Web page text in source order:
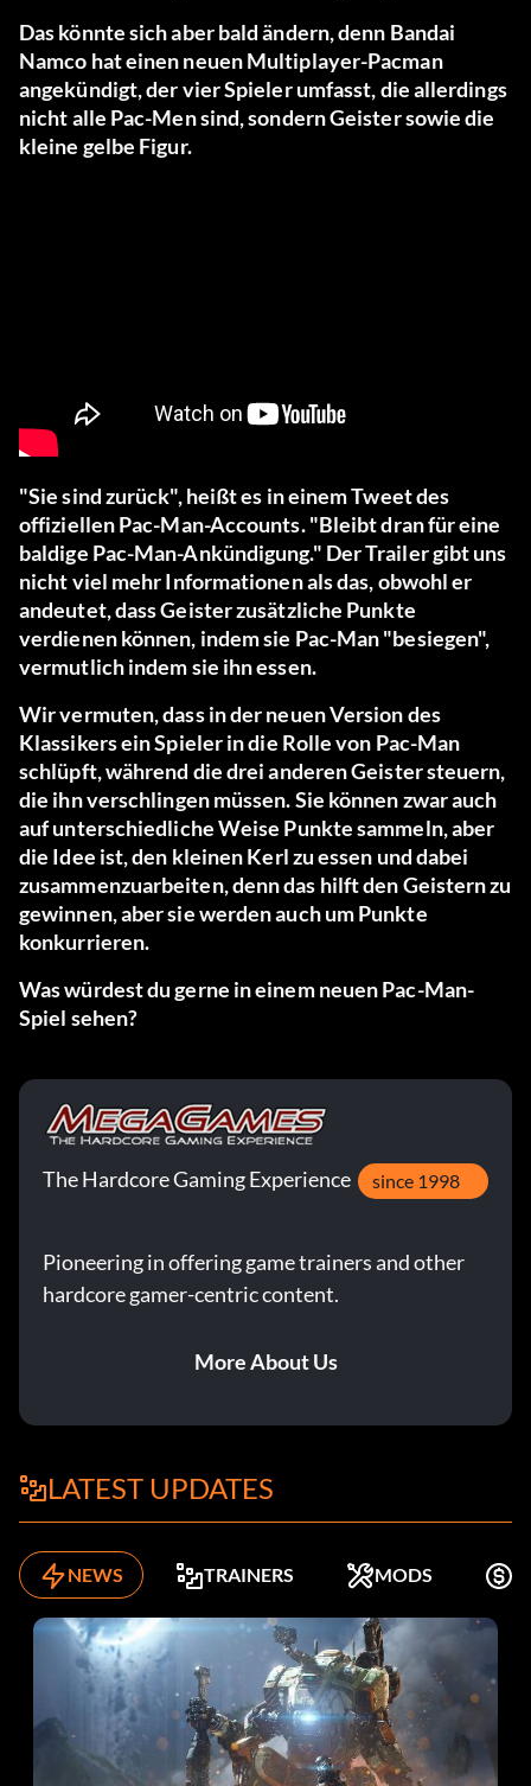
Das könnte sich aber bald ändern, denn Bandai
Namco hat einen neuen Multiplayer-Pacman
angekündigt, der vier Spieler umfasst, die allerdings
nicht alle Pac-Men sind, sondern Geister sowie die
kleine gelbe Figur.
"Sie sind zurück", heißt es in einem Tweet des
offiziellen Pac-Man-Accounts. "Bleibt dran für eine
baldige Pac-Man-Ankündigung." Der Trailer gibt uns
nicht viel mehr Informationen als das, obwohl er
andeutet, dass Geister zusätzliche Punkte
verdienen können, indem sie Pac-Man "besiegen",
vermutlich indem sie ihn essen.
Wir vermuten, dass in der neuen Version des
Klassikers ein Spieler in die Rolle von Pac-Man
schlüpft, während die drei anderen Geister steuern,
die ihn verschlingen müssen. Sie können zwar auch
auf unterschiedliche Weise Punkte sammeln, aber
die Idee ist, den kleinen Kerl zu essen und dabei
zusammenzuarbeiten, denn das hilft den Geistern zu
gewinnen, aber sie werden auch um Punkte
konkurrieren.
Was würdest du gerne in einem neuen Pac-Man-
Spiel sehen?
The Hardcore Gaming Experience since 1998
Pioneering in offering game trainers and other
hardcore gamer-centric content.
More About Us
LATEST UPDATES
NEWS TRAINERS MODS